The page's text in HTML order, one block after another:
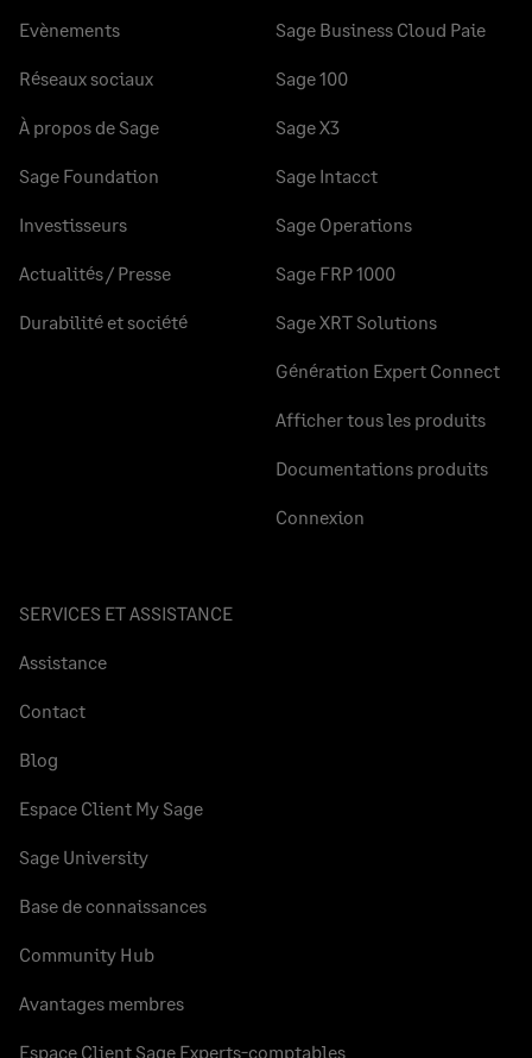
Evènements
Réseaux sociaux
À propos de Sage
Sage Foundation
Investisseurs
Actualités / Presse
Durabilité et société
Sage Business Cloud Paie
Sage 100
Sage X3
Sage Intacct
Sage Operations
Sage FRP 1000
Sage XRT Solutions
Génération Expert Connect
Afficher tous les produits
Documentations produits
Connexion
SERVICES ET ASSISTANCE
Assistance
Contact
Blog
Espace Client My Sage
Sage University
Base de connaissances
Community Hub
Avantages membres
Espace Client Sage Experts-comptables